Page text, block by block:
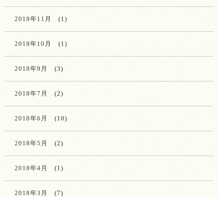
2018年11月 (1)
2018年10月 (1)
2018年9月 (3)
2018年7月 (2)
2018年6月 (10)
2018年5月 (2)
2018年4月 (1)
2018年3月 (7)